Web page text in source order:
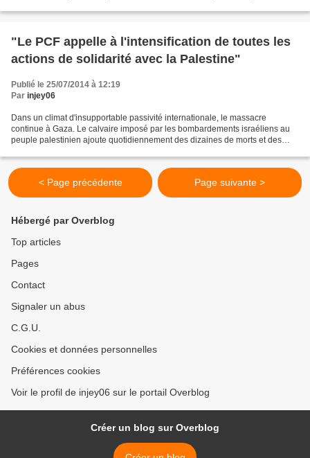
"Le PCF appelle à l'intensification de toutes les
actions de solidarité avec la Palestine"
Publié le 25/07/2014 à 12:19
Par injey06
Dans un climat d'insupportable passivité internationale, le massacre
continue à Gaza. Le calvaire imposé par les bombardements israéliens au
peuple palestinien ajoute quotidiennement des dizaines de morts et des
< Page précédente Page suivante >
Hébergé par Overblog
Top articles
Pages
Contact
Signaler un abus
C.G.U.
Cookies et données personnelles
Préférences cookies
Voir le profil de injey06 sur le portail Overblog
Créer un blog sur Overblog